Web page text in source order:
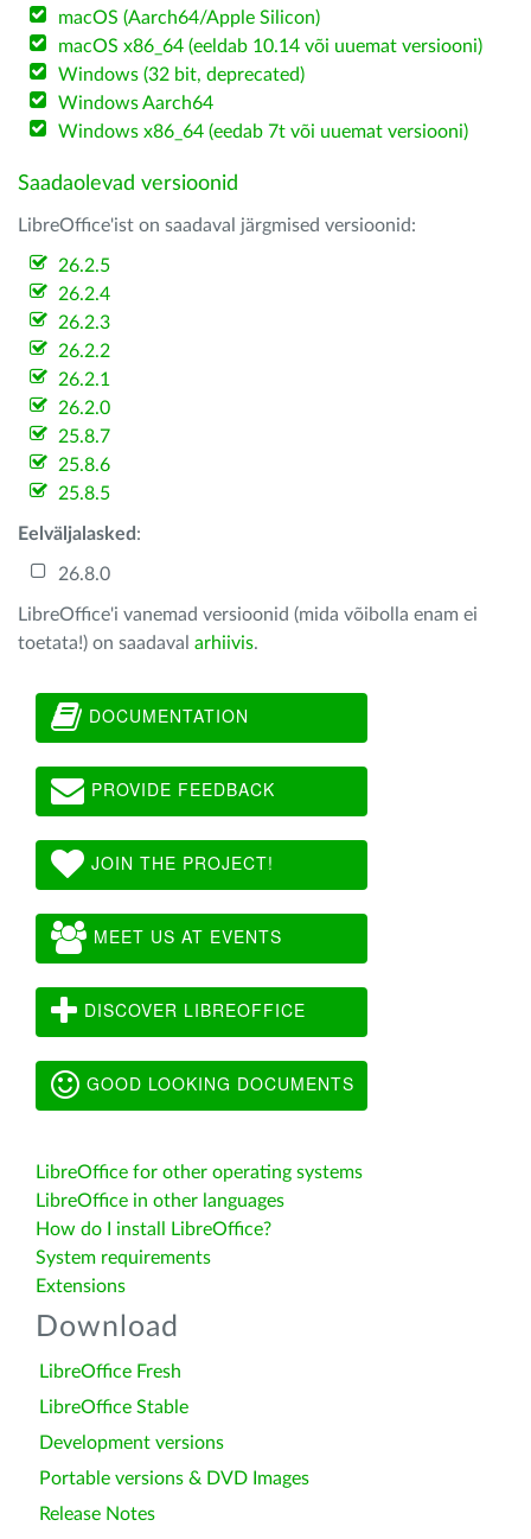
macOS (Aarch64/Apple Silicon)
macOS x86_64 (eeldab 10.14 või uuemat versiooni)
Windows (32 bit, deprecated)
Windows Aarch64
Windows x86_64 (eedab 7t või uuemat versiooni)
Saadaolevad versioonid
LibreOffice'ist on saadaval järgmised versioonid:
26.2.5
26.2.4
26.2.3
26.2.2
26.2.1
26.2.0
25.8.7
25.8.6
25.8.5
Eelväljalasked :
26.8.0
LibreOffice'i vanemad versioonid (mida võibolla enam ei
toetata!) on saadaval arhiivis.
DOCUMENTATION
PROVIDE FEEDBACK
JOIN THE PROJECT!
MEET US AT EVENTS
DISCOVER LIBREOFFICE
GOOD LOOKING DOCUMENTS
LibreOffice for other operating systems
LibreOffice in other languages
How do I install LibreOffice?
System requirements
Extensions
Download
LibreOffice Fresh
LibreOffice Stable
Development versions
Portable versions & DVD Images
Release Notes